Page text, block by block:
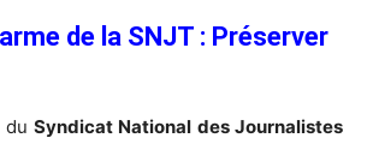
de la SNJT : Préserver
du Syndicat National des Journalistes